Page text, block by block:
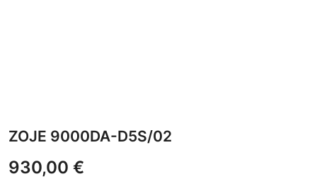
ZOJE 9000DA-D5S/02
930,00 €